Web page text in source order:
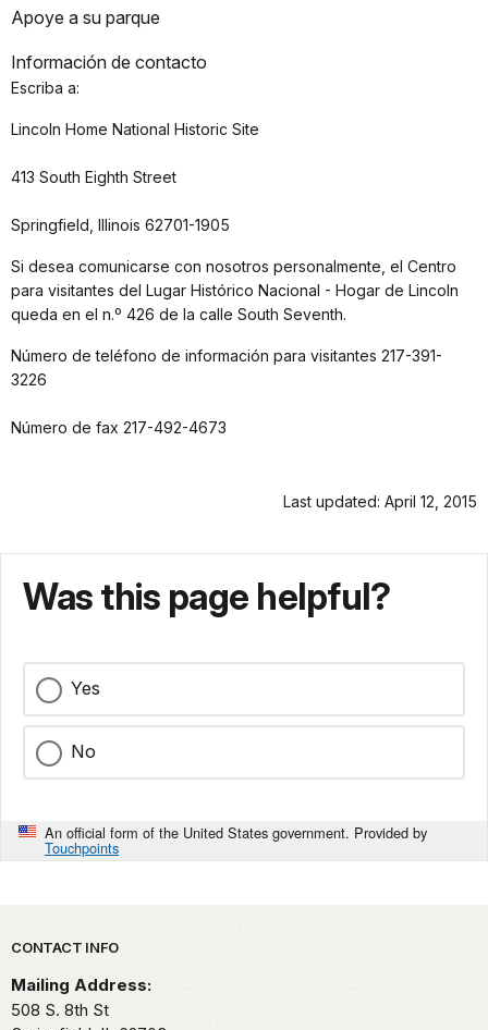
Apoye a su parque
Información de contacto
Escriba a:
Lincoln Home National Historic Site
413 South Eighth Street
Springfield, Illinois 62701-1905
Si desea comunicarse con nosotros personalmente, el Centro
para visitantes del Lugar Histórico Nacional - Hogar de Lincoln
queda en el n.º 426 de la calle South Seventh.
Número de teléfono de información para visitantes 217-391-
3226
Número de fax 217-492-4673
Last updated: April 12, 2015
Was this page helpful?
Yes
No
An official form of the United States government. Provided by
Touchpoints
Park footer
CONTACT INFO
Mailing Address:
508 S. 8th St